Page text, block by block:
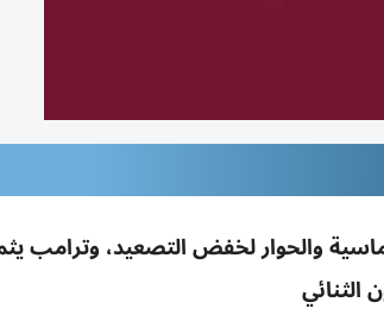
والحوار لخفض التصعيد، وترامب
الثنائي